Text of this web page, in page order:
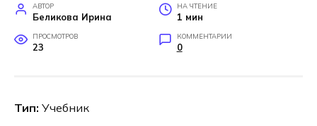
АВТОР
Беликова Ирина
НА ЧТЕНИЕ
1 мин
ПРОСМОТРОВ
23
КОММЕНТАРИИ
0
Тип: Учебник